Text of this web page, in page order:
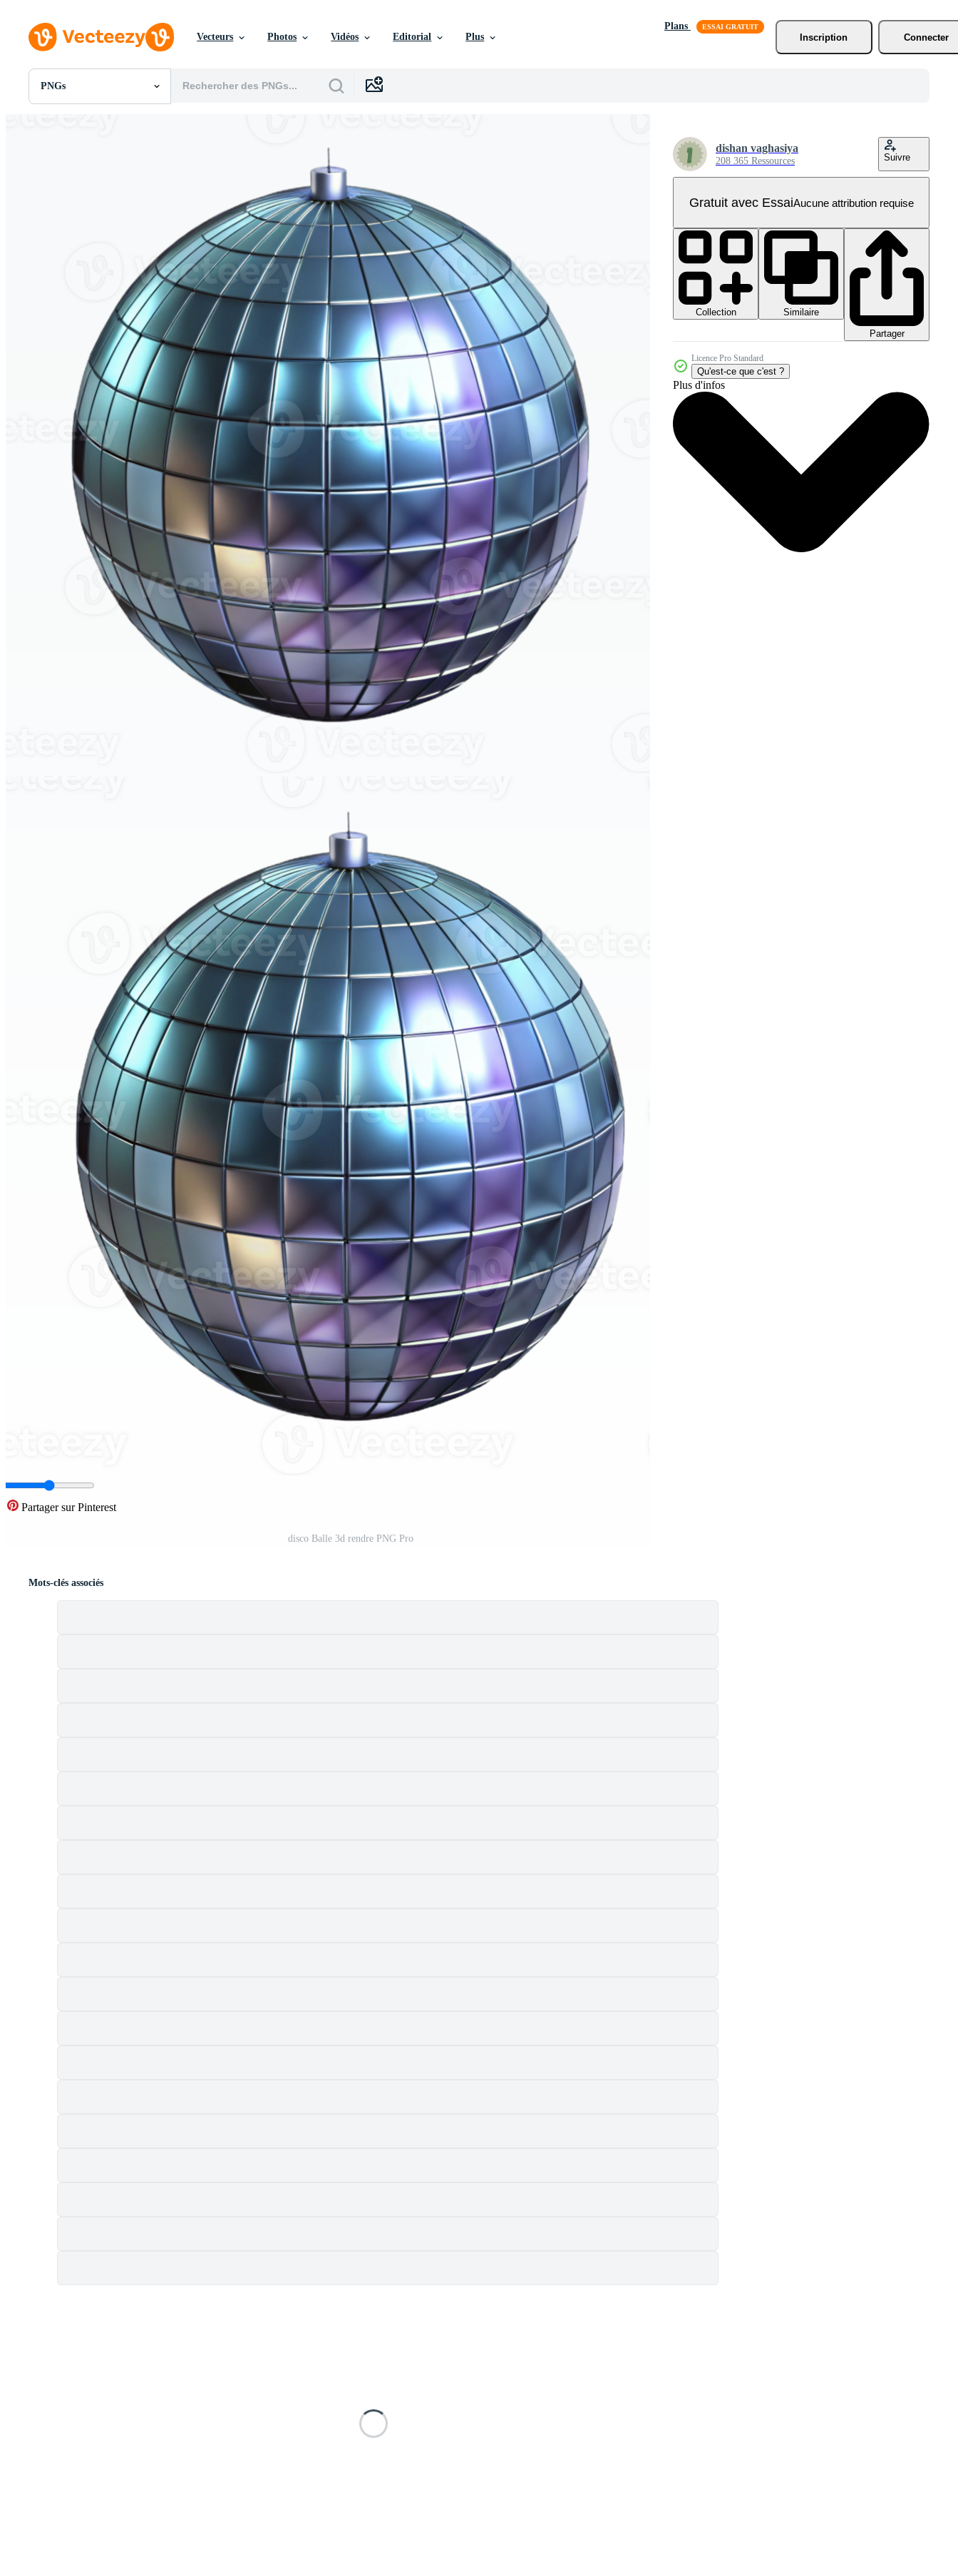
Vecteurs Photos Vidéos Editorial Plus
Plans
Inscription
Connecter
PNGs
Toutes Images
Partager sur Pinterest
disco Balle 3d rendre PNG Pro
dishan vaghasiya
208 365 Ressources Suivre
Gratuit avec EssaiAucune attribution requise
Collection
Similaire
Partager
Licence Pro Standard
Qu'est-ce que c'est ?
Plus d'infos
Mots-clés associés